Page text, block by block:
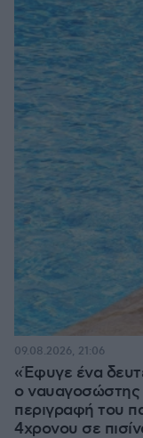
«Έφυγε ένα
ο ναυαγοσώστης
περιγραφή του
4χρονου σε
09.08.2026, 21:06